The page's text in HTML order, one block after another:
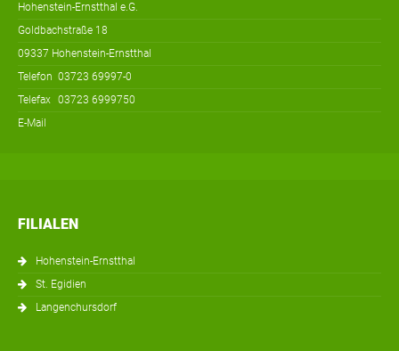
Hohenstein-Ernstthal e.G.
Goldbachstraße 18
09337 Hohenstein-Ernstthal
Telefon 03723 69997-0
Telefax 03723 6999750
E-Mail
FILIALEN
Hohenstein-Ernstthal
St. Egidien
Langenchursdorf